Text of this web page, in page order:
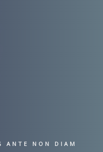
ANTE NON DIAM